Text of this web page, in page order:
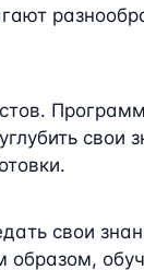
свои
свои